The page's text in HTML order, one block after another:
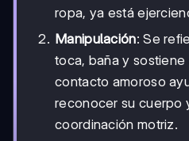
ropa, ya está
Manipulación: Se
toca, baña y sostiene
contacto amoroso
reconocer su cuerpo
coordinación motriz.